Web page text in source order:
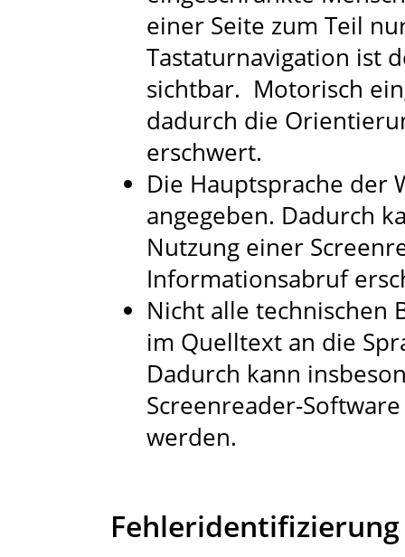
einer Seite zum Teil
Tastaturnavigation ist
sichtbar. Motorisch
dadurch die
erschwert.
Die Hauptsprache der
angegeben. Dadurch
Nutzung einer
Informationsabruf
Nicht alle technischen
im Quelltext an die
Dadurch kann
Screenreader-
werden.
Fehleridentifizierung